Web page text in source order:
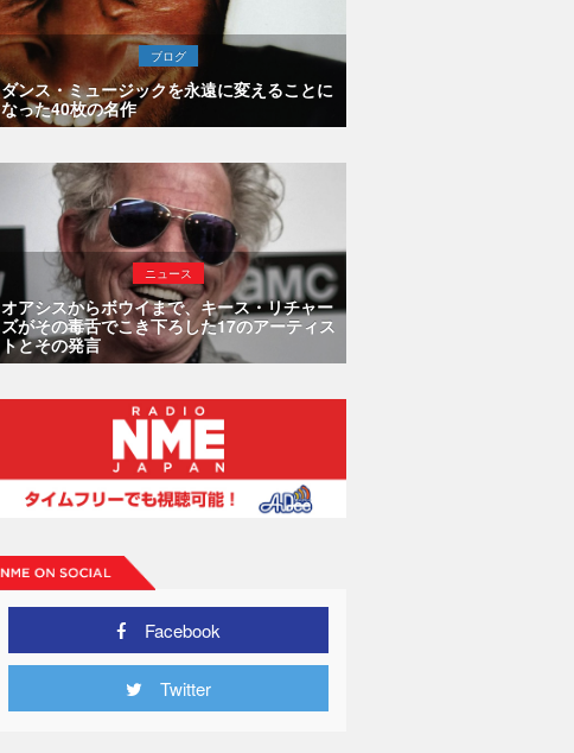
ブログ
ダンス・ミュージックを永遠に変えることに
なった40枚の名作
ニュース
オアシスからボウイまで、キース・リチャー
ズがその毒舌でこき下ろした17のアーティス
トとその発言
Facebook
Twitter